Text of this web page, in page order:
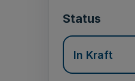
Status
In Kraft